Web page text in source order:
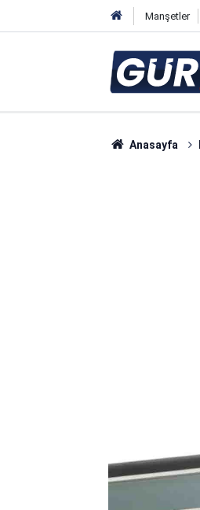
Manşetler
Anasayfa